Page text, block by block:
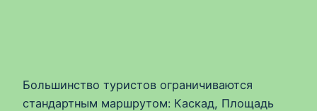
Большинство туристов ограничиваются
стандартным маршрутом: Каскад, Площадь